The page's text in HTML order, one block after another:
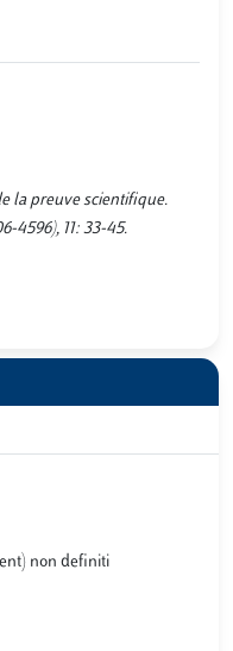
la preuve scientifique.
4596), 11: 33-45.
non definiti